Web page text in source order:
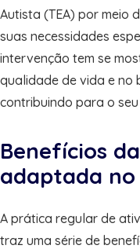
Autista (TEA) por meio
suas necessidades
intervenção tem se
qualidade de vida e no
contribuindo para o
Benefícios
adaptada
A prática regular de
traz uma série de